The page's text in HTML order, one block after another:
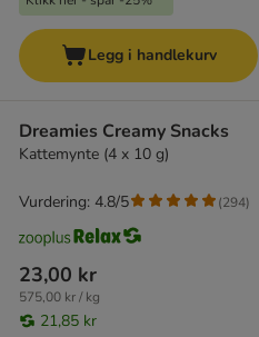
Legg i handlekurv
Dreamies Creamy Snacks
Kattemynte (4 x 10 g)
23,00 kr
575,00 kr / kg
21,85 kr
Vurdering: 4.8/5 (294)